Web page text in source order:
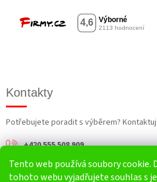
Tento web používá soubory cookie.
tohoto webu vyjadřujete souhlas s
Kontakty
Potřebujete poradit s výběrem?
+420 555 508 909
info@harv.cz